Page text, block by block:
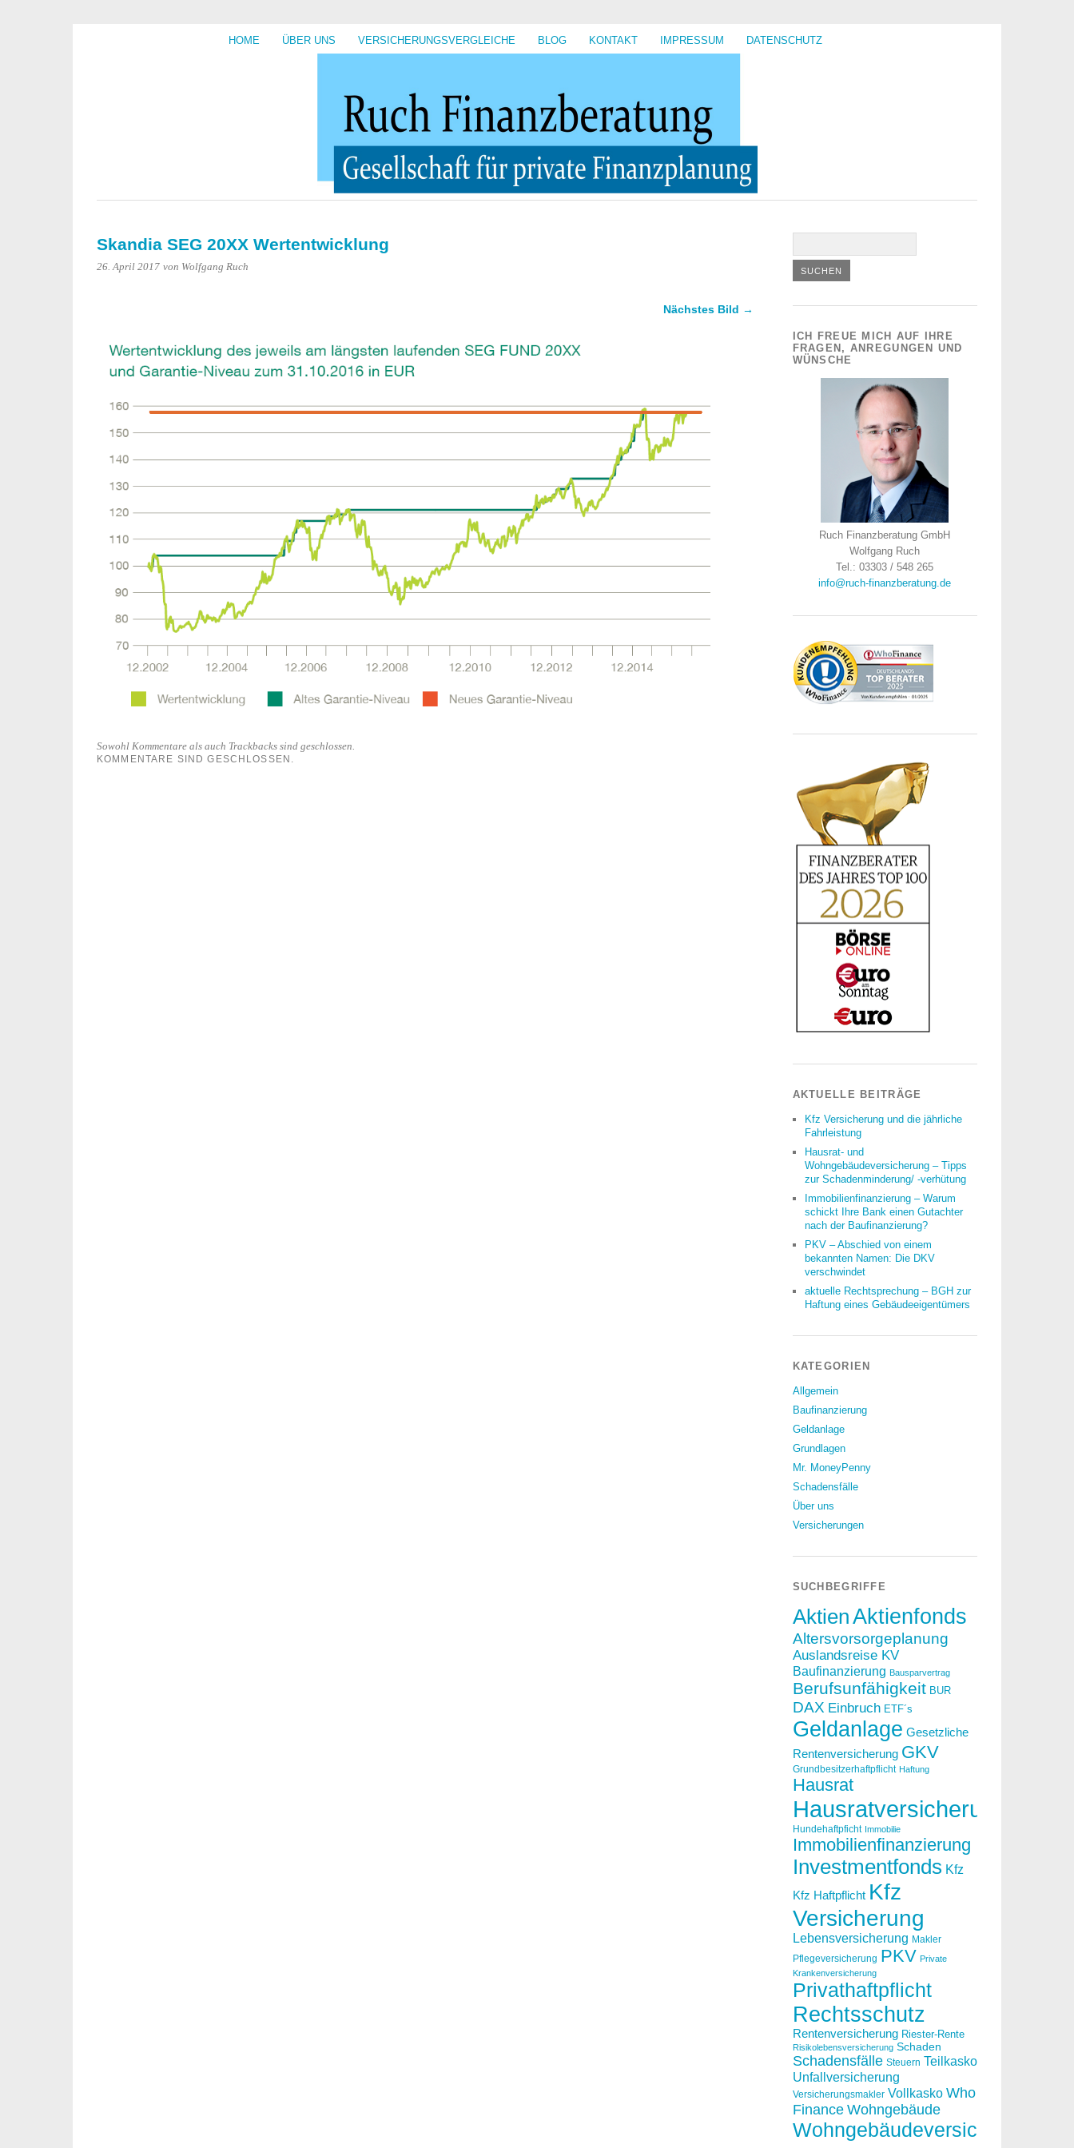
HOME ÜBER UNS VERSICHERUNGSVERGLEICHE BLOG KONTAKT IMPRESSUM DATENSCHUTZ
Skandia SEG 20XX Wertentwicklung
26. April 2017 von Wolfgang Ruch
Nächstes Bild →
Sowohl Kommentare als auch Trackbacks sind geschlossen.
KOMMENTARE SIND GESCHLOSSEN.
ICH FREUE MICH AUF IHRE
FRAGEN, ANREGUNGEN UND
WÜNSCHE
Ruch Finanzberatung GmbH
Wolfgang Ruch
Tel.: 03303 / 548 265
info@ruch-finanzberatung.de
AKTUELLE BEITRÄGE
Kfz Versicherung und die jährliche
Fahrleistung
Hausrat- und
Wohngebäudeversicherung – Tipps
zur Schadenminderung/ -verhütung
Immobilienfinanzierung – Warum
schickt Ihre Bank einen Gutachter
nach der Baufinanzierung?
PKV – Abschied von einem
bekannten Namen: Die DKV
verschwindet
aktuelle Rechtsprechung – BGH zur
Haftung eines Gebäudeeigentümers
KATEGORIEN
Allgemein
Baufinanzierung
Geldanlage
Grundlagen
Mr. MoneyPenny
Schadensfälle
Über uns
Versicherungen
SUCHBEGRIFFE
AktienAktienfonds
Altersvorsorgeplanung
Auslandsreise KV
Baufinanzierung Bausparvertrag
Berufsunfähigkeit BUR
DAX Einbruch ETF´s
Geldanlage Gesetzliche
Rentenversicherung GKV
Grundbesitzerhaftpflicht Haftung
Hausrat
Hausratversicherung
Hundehaftpficht Immobilie
Immobilienfinanzierung
Investmentfonds Kfz
Kfz Haftpflicht Kfz
Versicherung
Lebensversicherung Makler
Pflegeversicherung PKV Private
Krankenversicherung
Privathaftpflicht
Rechtsschutz
Rentenversicherung Riester-Rente
Risikolebensversicherung Schaden
Schadensfälle Steuern Teilkasko
Unfallversicherung
Versicherungsmakler Vollkasko Who
Finance Wohngebäude
Wohngebäudeversicherung